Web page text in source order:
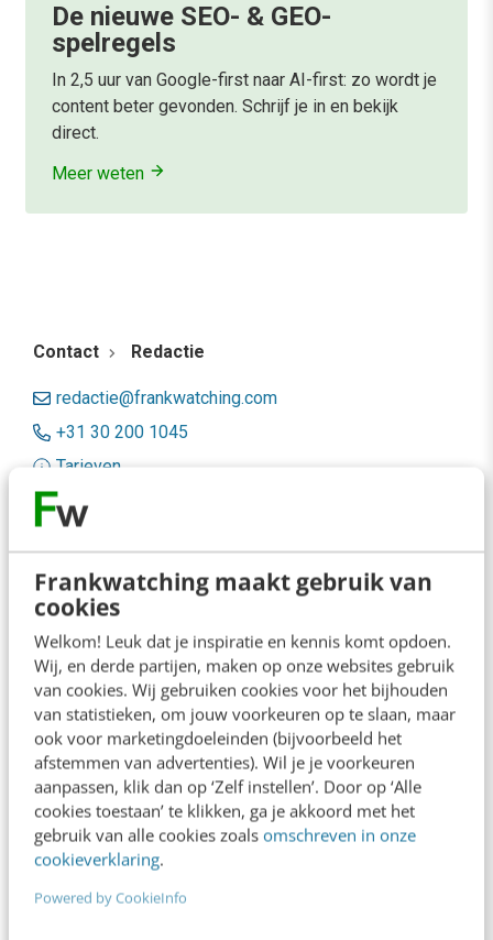
Frankwatching maakt gebruik van
cookies
Welkom! Leuk dat je inspiratie en kennis komt opdoen.
Wij, en derde partijen, maken op onze websites gebruik
van cookies. Wij gebruiken cookies voor het bijhouden
van statistieken, om jouw voorkeuren op te slaan, maar
ook voor marketingdoeleinden (bijvoorbeeld het
afstemmen van advertenties). Wil je je voorkeuren
aanpassen, klik dan op ‘Zelf instellen’. Door op ‘Alle
cookies toestaan’ te klikken, ga je akkoord met het
gebruik van alle cookies zoals omschreven in onze
cookieverklaring.
Powered by CookieInfo
De nieuwe SEO- & GEO-
spelregels
In 2,5 uur van Google-first naar AI-first: zo wordt je
content beter gevonden. Schrijf je in en bekijk
direct.
Meer weten
Contact Redactie
redactie@frankwatching.com
+31 30 200 1045
Tarieven
Meer contactopties
Frankwatching
Adverteren
Contact
Nieuwsbrieven
Over ons
Ons team
Werken bij
Whitepapers